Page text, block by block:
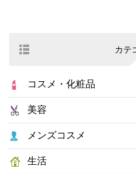
カテ
コスメ・化粧品
美容
メンズコスメ
生活